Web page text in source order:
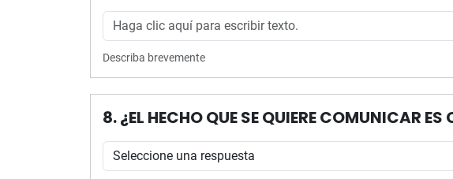
Describa brevemente
8. ¿EL HECHO QUE SE QUIERE COMUNICAR